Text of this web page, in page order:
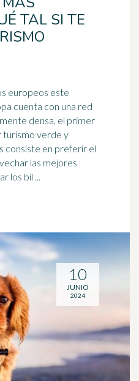
TAL SI TE
europeos este
cuenta con una red
densa, el primer
turismo verde y
consiste en preferir el
los bil ...
10
JUNIO
2024